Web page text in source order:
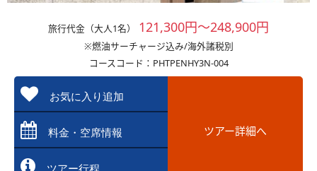
旅行代金（大人1名） 121,300円～248,900円
※燃油サーチャージ込み/海外諸税別
コースコード：PHTPENHY3N-004
お気に入り追加
料金・空席情報
ツアー行程
ツアー詳細へ